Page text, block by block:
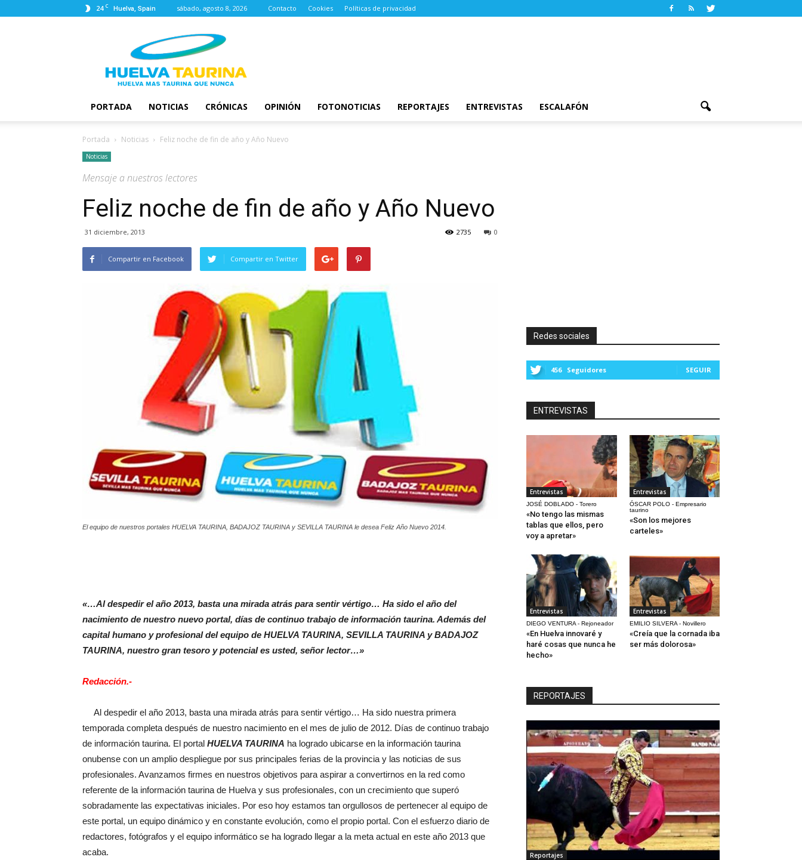
24 C Huelva, Spain sábado, agosto 8, 2026 Contacto Cookies Políticas de privacidad
Taurina
PORTADA NOTICIAS CRÓNICAS OPINIÓN FOTONOTICIAS REPORTAJES ENTREVISTAS ESCALAFÓN
Portada Noticias Feliz noche de fin de año y Año Nuevo
Noticias
Mensaje a nuestros lectores
Feliz noche de fin de año y Año Nuevo
31 diciembre, 2013 0
2735
Compartir en Facebook Compartir en Twitter
El equipo de nuestros portales HUELVA TAURINA, BADAJOZ TAURINA y SEVILLA TAURINA le desea Feliz Año Nuevo 2014.
«…Al despedir el año 2013, basta una mirada atrás para sentir vértigo… Ha sido el año del
nacimiento de nuestro nuevo portal, días de continuo trabajo de información taurina. Además del
capital humano y profesional del equipo de HUELVA TAURINA, SEVILLA TAURINA y BADAJOZ
TAURINA, nuestro gran tesoro y potencial es usted, señor lector…»
Redacción.-
Al despedir el año 2013, basta una mirada atrás para sentir vértigo… Ha sido nuestra primera
temporada completa después de nuestro nacimiento en el mes de julio de 2012. Días de continuo trabajo
de información taurina. El portal HUELVA TAURINA ha logrado ubicarse en la información taurina
onubense con un amplio despliegue por sus principales ferias de la provincia y las noticias de sus
profesionales. Avanzamos firmes en nuestros objetivos para aspirar a convertirnos en la red como
referente de la información taurina de Huelva y sus profesionales, con un crecimiento que superó
sobradamente las expectativas iniciales. Por eso hoy estamos tan orgullosos de pertenecer al equipo de
este portal, un equipo dinámico y en constante evolución, como el propio portal. Con el esfuerzo diario de
redactores, fotógrafos y el equipo informático se ha logrado llegar a la meta actual en este año 2013 que
acaba.
Redes sociales
456 Seguidores SEGUIR
ENTREVISTAS
Entrevistas
JOSÉ DOBLADO - Torero
«No tengo las mismas
tablas que ellos, pero
voy a apretar»
Entrevistas
ÓSCAR POLO - Empresario
taurino
«Son los mejores
carteles»
Entrevistas
DIEGO VENTURA - Rejoneador
«En Huelva innovaré y
haré cosas que nunca he
hecho»
Entrevistas
EMILIO SILVERA - Novillero
«Creía que la cornada iba
ser más dolorosa»
REPORTAJES
Reportajes